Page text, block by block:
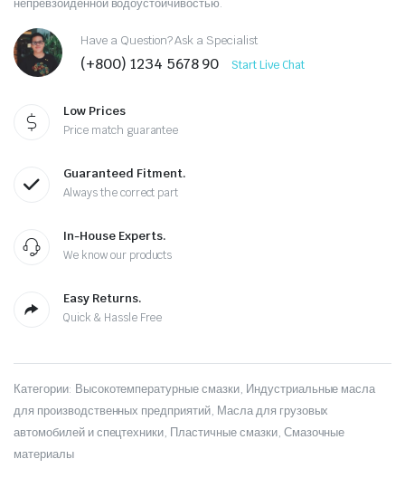
Have a Question? Ask a Specialist
(+800) 1234 5678 90 Start Live Chat
Low Prices
Price match guarantee
Guaranteed Fitment.
Always the correct part
In-House Experts.
We know our products
Easy Returns.
Quick & Hassle Free
Категории: Высокотемпературные смазки, Индустриальные масла
для производственных предприятий, Масла для грузовых
автомобилей и спецтехники, Пластичные смазки, Смазочные
материалы